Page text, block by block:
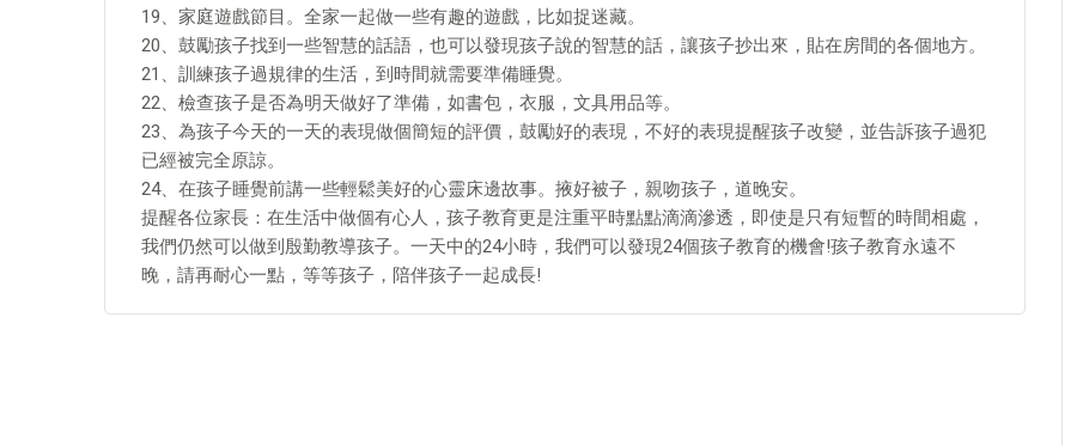
19、家庭遊戲節目。全家一起做一些有趣的遊戲，比如捉迷藏。
20、鼓勵孩子找到一些智慧的話語，也可以發現孩子說的智慧的話，讓孩子抄出來，貼在房間的各個地方。
21、訓練孩子過規律的生活，到時間就需要準備睡覺。
22、檢查孩子是否為明天做好了準備，如書包，衣服，文具用品等。
23、為孩子今天的一天的表現做個簡短的評價，鼓勵好的表現，不好的表現提醒孩子改變，並告訴孩子過犯
已經被完全原諒。
24、在孩子睡覺前講一些輕鬆美好的心靈床邊故事。掖好被子，親吻孩子，道晚安。
提醒各位家長：在生活中做個有心人，孩子教育更是注重平時點點滴滴滲透，即使是只有短暫的時間相處，
我們仍然可以做到殷勤教導孩子。一天中的24小時，我們可以發現24個孩子教育的機會!孩子教育永遠不
晚，請再耐心一點，等等孩子，陪伴孩子一起成長!